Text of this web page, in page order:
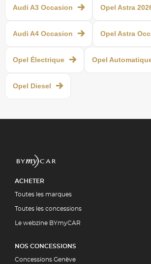
Audi A3 Occasion Opel Astra
Audi A4 Occasion Opel Astra
Opel Électrique Opel
Opel Diesel
ACHETER
Toutes les marques
Toutes les concessions
Le webzine BYmyCAR
NOS CONCESSIONS
Concessions Genève